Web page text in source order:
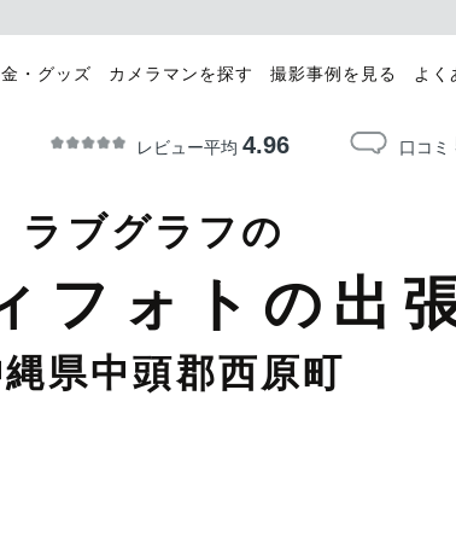
・グッズ カメラマンを探す 撮影事例を見る よく
レビュー平均 4.96 口コミ
ラブグラフの
フォトの出
県中頭郡西原町